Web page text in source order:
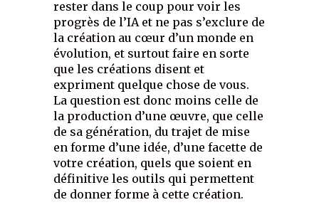
rester dans le coup pour voir les
progrès de l’IA et ne pas s’exclure de
la création au cœur d’un monde en
évolution, et surtout faire en sorte
que les créations disent et
expriment quelque chose de vous.
La question est donc moins celle de
la production d’une œuvre, que celle
de sa génération, du trajet de mise
en forme d’une idée, d’une facette de
votre création, quels que soient en
définitive les outils qui permettent
de donner forme à cette création.